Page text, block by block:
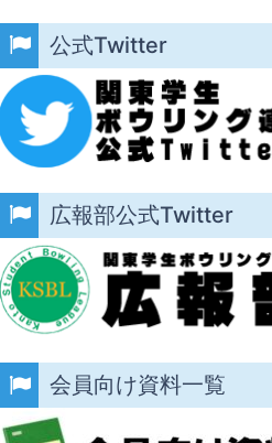
公式Twitter
広報部公式Twitter
会員向け資料一覧